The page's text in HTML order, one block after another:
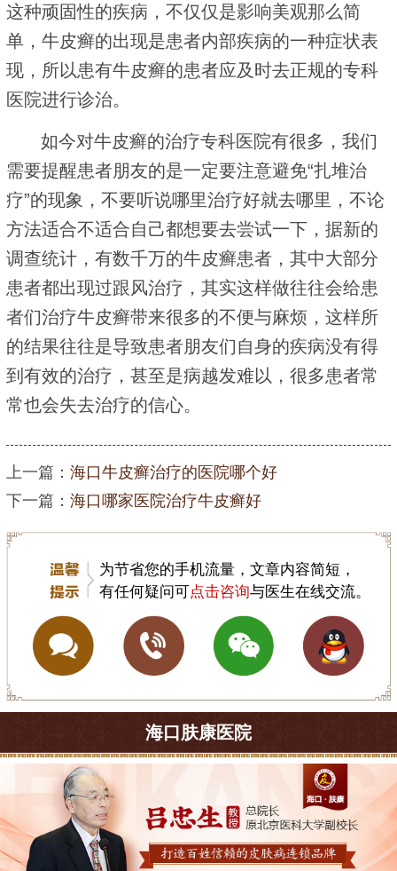
这种顽固性的疾病，不仅仅是影响美观那么简
单，牛皮癣的出现是患者内部疾病的一种症状表
现，所以患有牛皮癣的患者应及时去正规的专科
医院进行诊治。
如今对牛皮癣的治疗专科医院有很多，我们
需要提醒患者朋友的是一定要注意避免“扎堆治
疗”的现象，不要听说哪里治疗好就去哪里，不论
方法适合不适合自己都想要去尝试一下，据新的
调查统计，有数千万的牛皮癣患者，其中大部分
患者都出现过跟风治疗，其实这样做往往会给患
者们治疗牛皮癣带来很多的不便与麻烦，这样所
的结果往往是导致患者朋友们自身的疾病没有得
到有效的治疗，甚至是病越发难以，很多患者常
常也会失去治疗的信心。
上一篇： 海口牛皮癣治疗的医院哪个好
下一篇： 海口哪家医院治疗牛皮癣好
为节省您的手机流量，文章内容简短，
有任何疑问可点击咨询与医生在线交流。
海口肤康医院